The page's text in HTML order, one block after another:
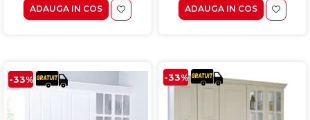
ADAUGA IN COS ADAUGA IN COS
-33% -33%